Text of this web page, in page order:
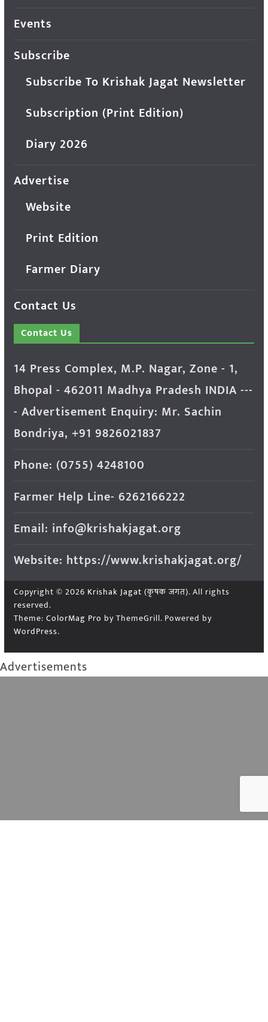
Events
Subscribe
Subscribe To Krishak Jagat Newsletter
Subscription (Print Edition)
Diary 2026
Advertise
Website
Print Edition
Farmer Diary
Contact Us
Contact Us
14 Press Complex, M.P. Nagar, Zone - 1,
Bhopal - 462011 Madhya Pradesh INDIA ---
- Advertisement Enquiry: Mr. Sachin
Bondriya, +91 9826021837
Phone: (0755) 4248100
Farmer Help Line- 6262166222
Email: info@krishakjagat.org
Website: https://www.krishakjagat.org/
Copyright © 2026 Krishak Jagat (कृषक जगत). All rights
reserved.
Theme: ColorMag Pro by ThemeGrill. Powered by
WordPress.
Advertisements